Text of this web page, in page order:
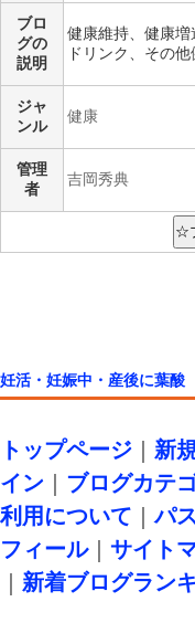
ブロ
グの
説明
健康維持、健康増
ドリンク、その
ジャ
ンル
健康
管理
者
吉岡秀典
妊活・妊娠中・産後に葉酸
トップページ 新
イン
ブログカテ
利用について ｜パ
フィール｜ サイト
新着ブログラン